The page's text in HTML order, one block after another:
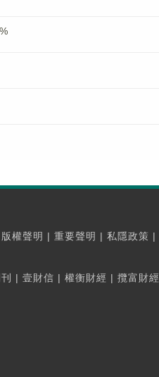
版權聲明 | 重要聲明 | 私隱政策 |
| 壹財信 | 權衡財經 | 攬富財經